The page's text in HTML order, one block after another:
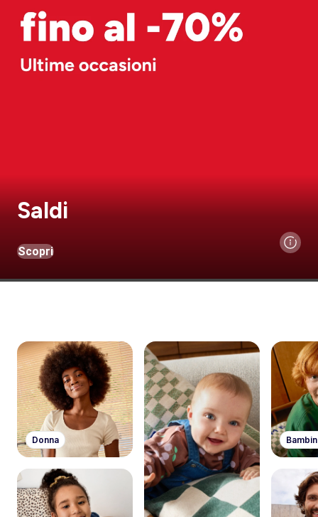
Saldi
Scopri
Donna